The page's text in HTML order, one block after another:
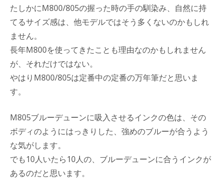
たしかにM800/805の握った時の手の馴染み、自然に持
てるサイズ感は、他モデルではそう多くないのかもしれ
ません。
長年M800を使ってきたことも理由なのかもしれません
が、それだけではない。
やはりM800/805は定番中の定番の万年筆だと思いま
す。
M805ブルーデューンに吸入させるインクの色は、その
ボディのようにはっきりした、強めのブルーが合うよう
な気がします。
でも10人いたら10人の、ブルーデューンに合うインクが
あるのだと思います。